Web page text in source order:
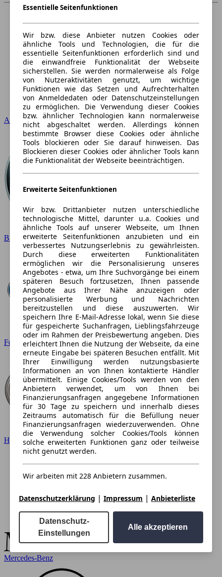
Audi
BMW
Ford
Hyundai
Mercedes-Benz
Essentielle Seitenfunktionen
Wir bzw. diese Anbieter nutzen Cookies oder
ähnliche Tools und Technologien, die für die
essentielle Seitenfunktionen erforderlich sind und
die einwandfreie Funktionalität der Webseite
sicherstellen. Sie werden normalerweise als Folge
von Nutzeraktivitäten genutzt, um wichtige
Funktionen wie das Setzen und Aufrechterhalten
von Anmeldedaten oder Datenschutzeinstellungen
zu ermöglichen. Die Verwendung dieser Cookies
bzw. ähnlicher Technologien kann normalerweise
nicht abgeschaltet werden. Allerdings können
bestimmte Browser diese Cookies oder ähnliche
Tools blockieren oder Sie darauf hinweisen. Das
Blockieren dieser Cookies oder ähnlicher Tools kann
die Funktionalität der Webseite beeinträchtigen.
Erweiterte Seitenfunktionen
Wir bzw. Drittanbieter nutzen unterschiedliche
technologische Mittel, darunter u.a. Cookies und
ähnliche Tools auf unserer Webseite, um Ihnen
erweiterte Seitenfunktionen anzubieten und ein
verbessertes Nutzungserlebnis zu gewährleisten.
Durch diese erweiterten Funktionalitäten
ermöglichen wir die Personalisierung unseres
Angebotes - etwa, um Ihre Suchvorgänge bei einem
späteren Besuch fortzusetzen, Ihnen passende
Angebote aus Ihrer Nähe anzuzeigen oder
personalisierte Werbung und Nachrichten
bereitzustellen und diese auszuwerten. Wir
speichern Ihre E-Mail-Adresse lokal, wenn Sie diese
für gespeicherte Suchanfragen, Lieblingsfahrzeuge
oder im Rahmen der Preisbewertung angeben. Dies
erleichtert Ihnen die Nutzung der Webseite, da eine
erneute Eingabe bei späteren Besuchen entfällt. Mit
Ihrer Einwilligung werden nutzungsbasierte
Informationen an von Ihnen kontaktierte Händler
übermittelt. Einige Cookies/Tools werden von den
Anbietern verwendet, um von Ihnen bei
Finanzierungsanfragen angegebene Informationen
für 30 Tage zu speichern und innerhalb dieses
Zeitraums automatisch für die Befüllung neuer
Finanzierungsanfragen wiederzuverwenden. Ohne
die Verwendung solcher Cookies/Tools können
solche erweiterten Funktionen ganz oder teilweise
nicht genutzt werden.
Wir arbeiten mit 228 Anbietern zusammen.
Datenschutzerklärung | Impressum | Anbieterliste
Datenschutz-
Einstellungen
Alle akzeptieren